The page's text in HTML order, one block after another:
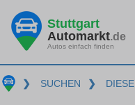
Stuttgart
Automarkt.de
Autos einfach finden
❯ SUCHEN ❯